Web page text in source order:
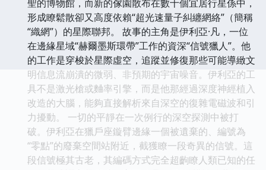
聖的博物館，而新的傢園散布在數十個宜居行星係中，
形成瞭鬆散卻又高度依賴“超光速量子糾纏網絡”（簡稱
“織網”）的星際聯邦。 故事的主角是伊利亞·凡，一位
在邊緣星域“赫爾墨斯環帶”工作的資深“信號獵人”。他
的工作是穿梭於星際虛空，追蹤並修復那些可能導緻文
明信息流崩潰的微弱、非預期的宇宙噪音。伊利亞的工
具不是激光槍或麯率引擎，而是他那經過深度神經植入
改造的大腦，能夠直接解析來自深空的復雜電磁波和引
力擾動。 一切的平靜在一次例行的深空探測中被打
破。伊利亞在獵戶座鏇臂邊緣一個被遺棄的、編號為
“零點”的廢棄空間站附近，截獲瞭一段奇異的信號。這
段信號極其古老，其編碼方式完全超齣瞭人類已知的任